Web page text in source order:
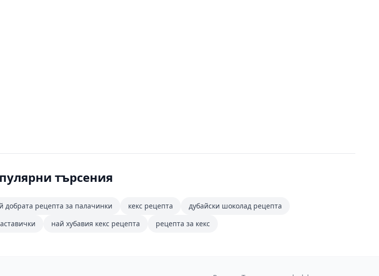
търсения
добрата рецепта за палачинки кекс рецепта
дубайски шоколад рецепта
най хубавия кекс рецепта рецепта за кекс